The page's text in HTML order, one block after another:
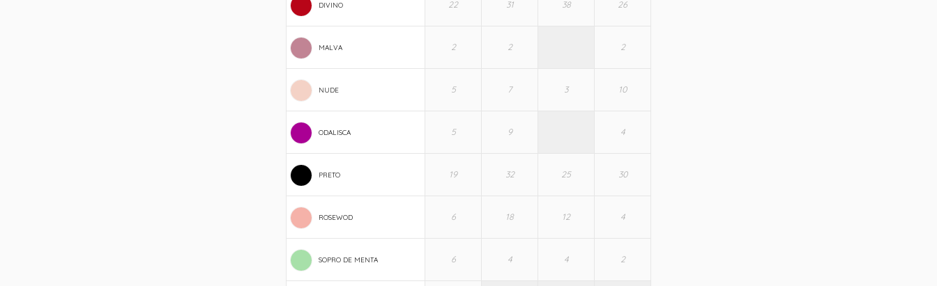
DIVINO
MALVA
NUDE
ODALISCA
PRETO
ROSEWOD
SOPRO DE MENTA